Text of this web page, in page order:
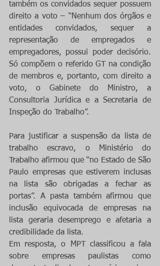
também os convidados sequer possuem
direito a voto – “Nenhum dos órgãos e
entidades convidados, sequer a
representação de empregados e
empregadores, possui poder decisório.
Só compõem o referido GT na condição
de membros e, portanto, com direito a
voto, o Gabinete do Ministro, a
Consultoria Jurídica e a Secretaria de
Inspeção do Trabalho”.
Para justificar a suspensão da lista de
trabalho escravo, o Ministério do
Trabalho afirmou que “no Estado de São
Paulo empresas que estiverem inclusas
na lista são obrigadas a fechar as
portas”. A pasta também afirmou que
inclusão equivocada de empresas na
lista geraria desemprego e afetaria a
credibilidade da lista.
Em resposta, o MPT classificou a fala
sobre empresas paulistas como